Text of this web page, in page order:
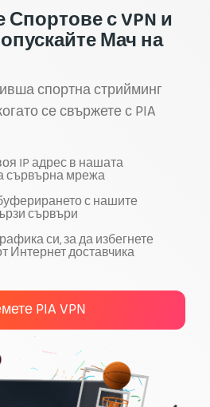
с VPN и
Мач на
спортна стрийминг
се свържете с PIA
IP адрес в нашата
сървърна мрежа
с нашите
сървъри
си, за да избегнете
Интернет доставчика
PIA VPN